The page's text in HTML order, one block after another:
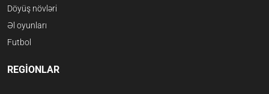
Döyüş növləri
Əl oyunları
Futbol
REGİONLAR